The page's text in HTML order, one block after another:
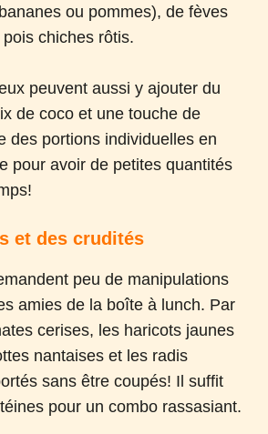
ou pommes), de fèves
chiches rôtis.
peuvent aussi y ajouter du
de coco et une touche de
des portions individuelles en
pour avoir de petites quantités
et des crudités
peu de manipulations
amies de la boîte à lunch. Par
cerises, les haricots jaunes
nantaises et les radis
sans être coupés! Il suffit
pour un combo rassasiant.